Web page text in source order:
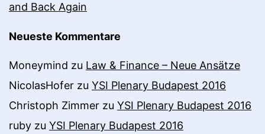
and Back Again
Neueste Kommentare
Moneymind zu Law & Finance – Neue Ansätze
NicolasHofer zu YSI Plenary Budapest 2016
Christoph Zimmer zu YSI Plenary Budapest 2016
ruby zu YSI Plenary Budapest 2016